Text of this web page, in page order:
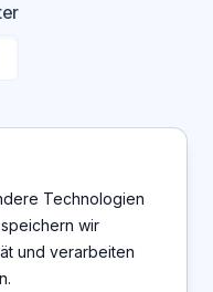
Technologien
wir
und verarbeiten